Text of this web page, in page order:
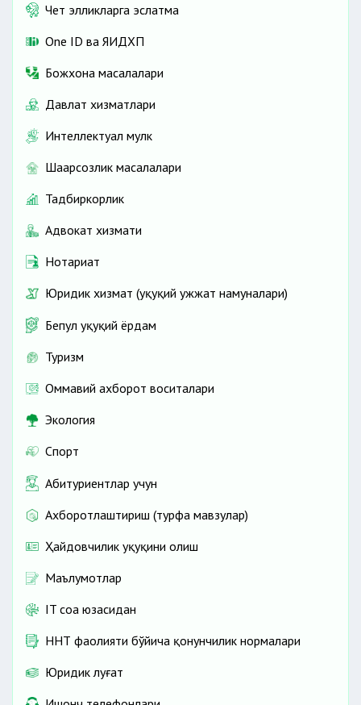
Чет элликларга эслатма
One ID ва ЯИДХП
Божхона масалалари
Давлат хизматлари
Интеллектуал мулк
Шаҳарсозлик масалалари
Тадбиркорлик
Адвокат хизмати
Нотариат
Юридик хизмат (ҳуқуқий ҳужжат намуналари)
Бепул ҳуқуқий ёрдам
Туризм
Оммавий ахборот воситалари
Экология
Спорт
Абитуриентлар учун
Ахборотлаштириш (турфа мавзулар)
Ҳайдовчилик ҳуқуқини олиш
Маълумотлар
IT соҳа юзасидан
ННТ фаолияти бўйича қонунчилик нормалари
Юридик луғат